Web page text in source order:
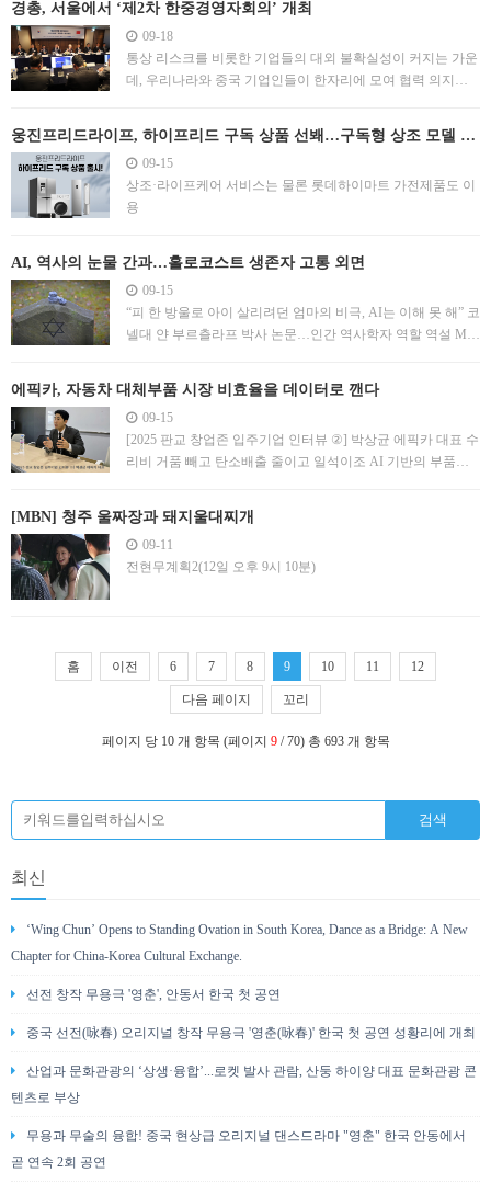
경총, 서울에서 ‘제2차 한중경영자회의’ 개최
09-18
통상 리스크를 비롯한 기업들의 대외 불확실성이 커지는 가운
데, 우리나라와 중국 기업인들이 한자리에 모여 협력 의지를
경영자회의’를 개최했다. 이 자리에서 기업인들은 한중 경제
협력 강화와 양국 기업 지원 방안 등을 논의했다. 행사에는 손
경식
웅진프리드라이프, 하이프리드 구독 상품 선봬…구독형 상조 모델 제
시
09-15
상조·라이프케어 서비스는 물론 롯데하이마트 가전제품도 이
용
AI, 역사의 눈물 간과…홀로코스트 생존자 고통 외면
09-15
“피 한 방울로 아이 살리려던 엄마의 비극, AI는 이해 못 해” 코
넬대 얀 부르츨라프 박사 논문…인간 역사학자 역할 역설 MS
에픽카, 자동차 대체부품 시장 비효율을 데이터로 깬다
09-15
[2025 판교 창업존 입주기업 인터뷰 ②] 박상균 에픽카 대표 수
리비 거품 빼고 탄소배출 줄이고 일석이조 AI 기반의 부품비
[MBN] 청주 울짜장과 돼지울대찌개
09-11
전현무계획2(12일 오후 9시 10분)
홈 이전 6 7 8 9 10 11 12
다음 페이지 꼬리
페이지 당 10 개 항목 (페이지 9/ 70) 총 693 개 항목
최신
‘Wing Chun’ Opens to Standing Ovation in South Korea, Dance as a Bridge: A New
Chapter for China-Korea Cultural Exchange.
선전 창작 무용극 '영춘', 안동서 한국 첫 공연
중국 선전(咏春) 오리지널 창작 무용극 '영춘(咏春)' 한국 첫 공연 성황리에 개최
산업과 문화관광의 ‘상생·융합’...로켓 발사 관람, 산둥 하이양 대표 문화관광 콘
텐츠로 부상
무용과 무술의 융합! 중국 현상급 오리지널 댄스드라마 "영춘" 한국 안동에서
곧 연속 2회 공연